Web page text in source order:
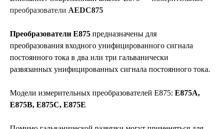
преобразователи AEDC875
Преобразователи Е875 предназначены для
преобразования входного унифицированного сигнала
постоянного тока в два или три гальванически
развязанных унифицированных сигнала постоянного тока.
Модели измерительных преобразователей Е875: Е875А,
Е875В, Е875С, Е875Е